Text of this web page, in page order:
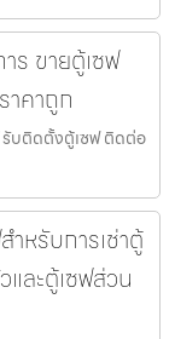
ร ขายตู้เซฟ
คาถูก
รับติดตั้งตู้เซฟ ติดต่อ
หรับการเช่าตู้
ละตู้เซฟส่วน